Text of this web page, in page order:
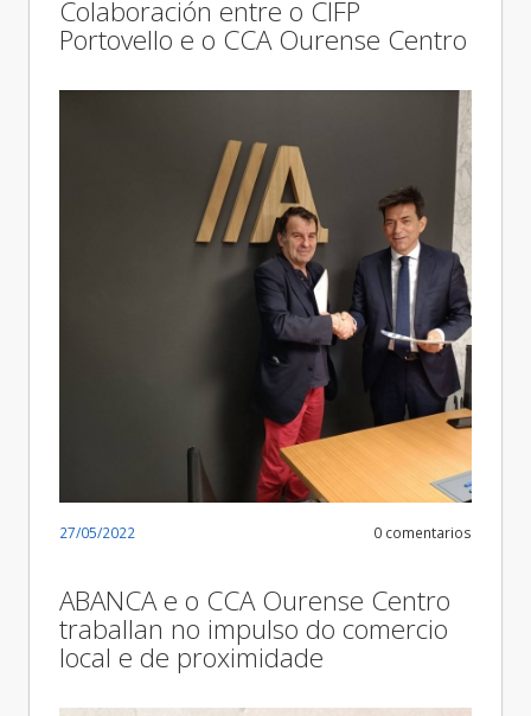
Colaboración entre o CIFP
Portovello e o CCA Ourense Centro
27/05/2022 0 comentarios
ABANCA e o CCA Ourense Centro
traballan no impulso do comercio
local e de proximidade